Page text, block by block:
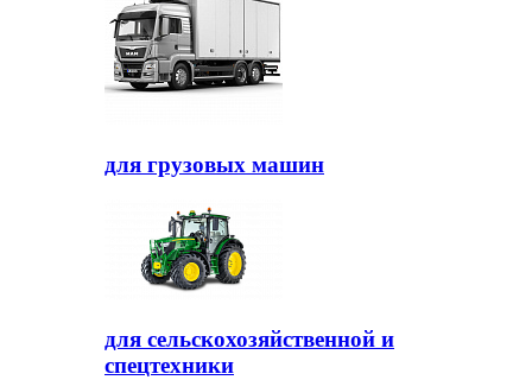
для грузовых машин
для сельскохозяйственной и
спецтехники